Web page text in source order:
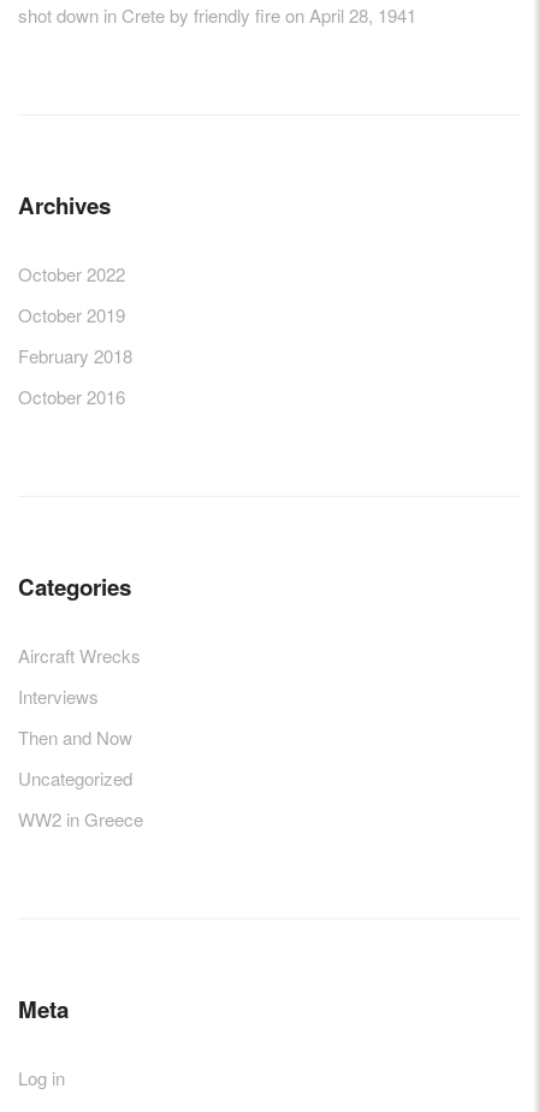
shot down in Crete by friendly fire on April 28, 1941
Archives
October 2022
October 2019
February 2018
October 2016
Categories
Aircraft Wrecks
Interviews
Then and Now
Uncategorized
WW2 in Greece
Meta
Log in